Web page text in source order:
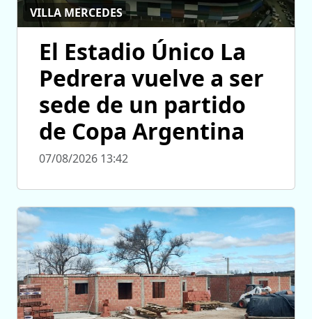
VILLA MERCEDES
El Estadio Único La
Pedrera vuelve a ser
sede de un partido
de Copa Argentina
07/08/2026 13:42